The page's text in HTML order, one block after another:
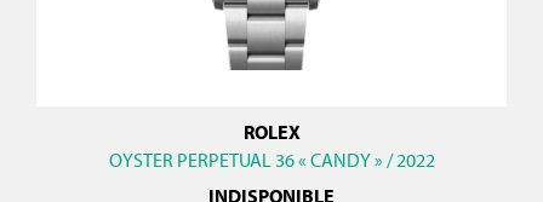
ROLEX
OYSTER PERPETUAL 36 « CANDY » / 2022
INDISPONIBLE